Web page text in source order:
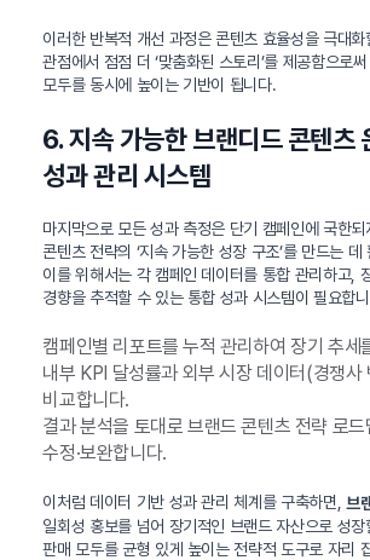
이러한 반복적 개선 과정은 콘텐츠 효율성을 극대
관점에서 점점 더 ‘맞춤화된 스토리’를 제공함으로
모두를 동시에 높이는 기반이 됩니다.
6. 지속 가능한 브랜디드 콘텐츠
성과 관리 시스템
마지막으로 모든 성과 측정은 단기 캠페인에 국한되
콘텐츠 전략의 ‘지속 가능한 성장 구조’를 만드는
이를 위해서는 각 캠페인 데이터를 통합 관리하고,
경향을 추적할 수 있는 통합 성과 시스템이 필요합
캠페인별 리포트를 누적 관리하여 장기 추세
내부 KPI 달성률과 외부 시장 데이터(경쟁사
비교합니다.
결과 분석을 토대로 브랜드 콘텐츠 전략 로
수정·보완합니다.
이처럼 데이터 기반 성과 관리 체계를 구축하면, 브
일회성 홍보를 넘어 장기적인 브랜드 자산으로 성
판매 모두를 균형 있게 높이는 전략적 도구로 자리